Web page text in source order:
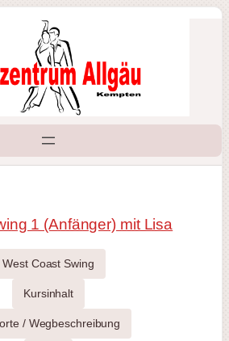
1 (Anfänger) mit Lisa
West Coast Swing
Kursinhalt
/ Wegbeschreibung